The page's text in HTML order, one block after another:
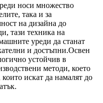
носи множество
така и за
на дизайна до
тази техника на
уреди да станат
и достъпни.Освен
устойчив в
методи, което
искат да намалят до